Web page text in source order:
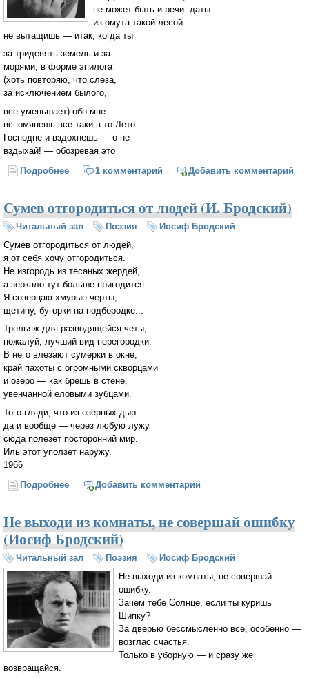
не может быть и речи: даты
из омута такой лесой
не вытащишь — итак, когда ты
за тридевять земель и за
морями, в форме эпилога
(хоть повторяю, что слеза,
за исключением былого,
все уменьшает) обо мне
вспомянешь все-таки в то Лето
Господне и вздохнешь — о не
вздыхай! — обозревая это
Подробнее о Пенье без музыки (И. Бродский)
1 комментарий Добавить комментарий
Сумев отгородиться от людей (И. Бродский)
Читальный зал Поэзия
Иосиф Бродский
Сумев отгородиться от людей,
я от себя хочу отгородиться.
Не изгородь из тесаных жердей,
а зеркало тут больше пригодится.
Я созерцаю хмурые черты,
щетину, бугорки на подбородке...
Трельяж для разводящейся четы,
пожалуй, лучший вид перегородки.
В него влезают сумерки в окне,
край пахоты с огромными скворцами
и озеро — как брешь в стене,
увенчанной еловыми зубцами.
Того гляди, что из озерных дыр
да и вообще — через любую лужу
сюда полезет посторонний мир.
Иль этот уползет наружу.
1966
Подробнее о Сумев отгородиться от людей (И. Бродский)
Добавить комментарий
Не выходи из комнаты, не совершай ошибку
(Иосиф Бродский)
Читальный зал Поэзия
Иосиф Бродский
Не выходи из комнаты, не совершай
ошибку.
Зачем тебе Солнце, если ты куришь
Шипку?
За дверью бессмысленно все, особенно —
возглас счастья.
Только в уборную — и сразу же
возвращайся.